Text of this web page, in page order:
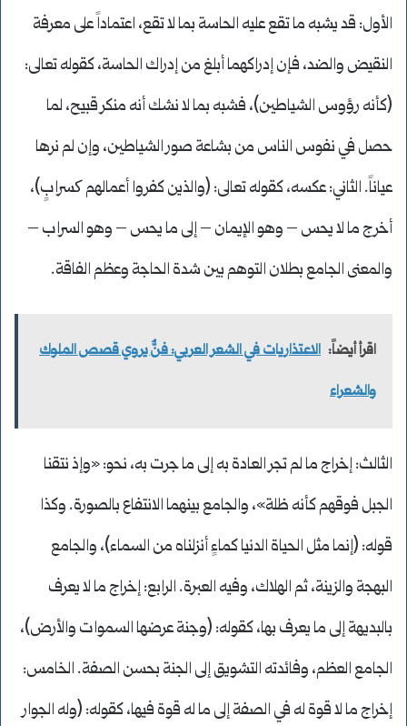
الأول: قد يشبه ما تقع عليه الحاسة بما لا تقع، اعتماداً على معرفة
النقيض والضد، فإن إدراكهما أبلغ من إدراك الحاسة، كقوله تعالى:
(كأنه رؤوس الشياطين)، فشبه بما لا نشك أنه منكر قبيح، لما
حصل في نفوس الناس من بشاعة صور الشياطين، وإن لم نرها
عياناً. الثاني: عكسه، كقوله تعالى: (والذين كفروا أعمالهم کسرابٍ)،
أخرج ما لا يحس – وهو الإيمان – إلى ما يحس – وهو السراب –
والمعنى الجامع بطلان التوهم بين شدة الحاجة وعظم الفاقة.
اقرأ أيضاً: الاعتذاريات في الشعر العربي: فنٌّ يروي قصص الملوك
والشعراء
الثالث: إخراج ما لم تجر العادة به إلى ما جرت به، نحو: «وإذ نتقنا
الجبل فوقهم كأنه ظلة»، والجامع بينهما الانتفاع بالصورة. وكذا
قوله: (إنما مثل الحياة الدنيا كماءٍ أنزلناه من السماء)، والجامع
البهجة والزينة، ثم الهلاك، وفيه العبرة. الرابع: إخراج ما لا يعرف
بالبديهة إلى ما يعرف بها، كقوله: (وجنة عرضها السموات والأرض)،
الجامع العظم، وفائدته التشويق إلى الجنة بحسن الصفة. الخامس:
إخراج ما لا قوة له في الصفة إلى ما له قوة فيها، كقوله: (وله الجوار